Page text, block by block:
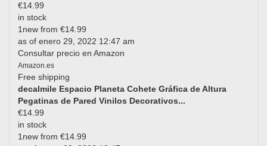
€14.99
in stock
1new from €14.99
as of enero 29, 2022 12:47 am
Consultar precio en Amazon
Amazon.es
Free shipping
decalmile Espacio Planeta Cohete Gráfica de Altura
Pegatinas de Pared Vinilos Decorativos...
€14.99
in stock
1new from €14.99